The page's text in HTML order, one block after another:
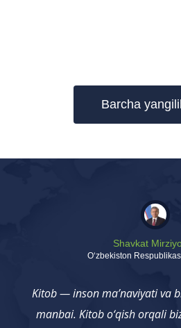
Barcha
Shavkat
Oʻzbekiston
Kitob — inson ma’naviyati va
manbai. Kitob o‘qish orqali